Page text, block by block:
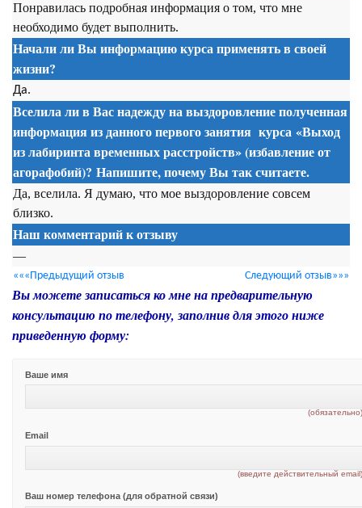
Понравилась подробная информация о том, что мне
необходимо будет выполнить.
Начали ли Вы информацию курса применять в своей
жизни?
Да.
Вселила ли в Вас надежду на выздоровление полученная
информация из данного первого занятия курса «Выход
из лабиринта временных расстройств» (избавление от
агорафобий)? Напишите, почему Вы так считаете.
Да, вселила. Я думаю, что мое выздоровление совсем
близко.
Наш комментарий к отзыву
—
«««Предыдущий отзыв Следующий отзыв»»»
Вы можете записаться ко мне на предварительную
консультацию по телефону, заполнив для этого ниже
приведенную форму:
Ваше имя
Email
(введите действительный
Ваш номер телефона (для обратной связи)